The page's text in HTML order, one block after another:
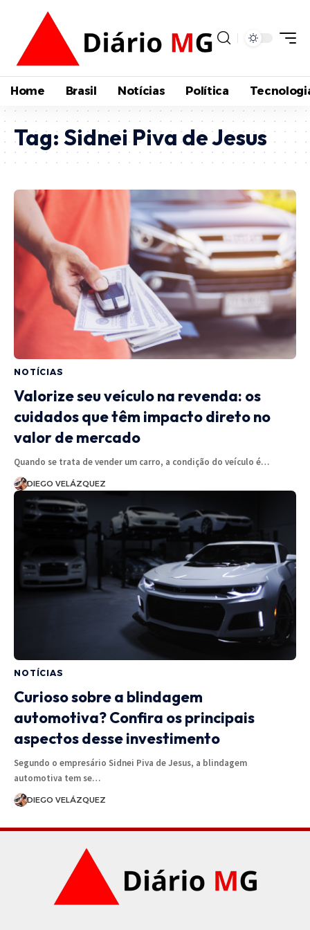
Home Brasil Notícias Política
Tag: Sidnei Piva de Jesus
NOTÍCIAS
Valorize seu veículo na revenda: os
cuidados que têm impacto direto no
valor de mercado
Quando se trata de vender um carro, a condição do veículo é…
DIEGO VELÁZQUEZ
NOTÍCIAS
Curioso sobre a blindagem
automotiva? Confira os principais
aspectos desse investimento
Segundo o empresário Sidnei Piva de Jesus, a blindagem
automotiva tem se…
DIEGO VELÁZQUEZ